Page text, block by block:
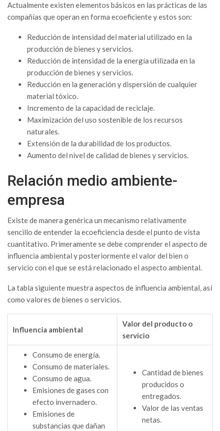
Actualmente existen elementos básicos en las prácticas de las
compañías que operan en forma ecoeficiente y estos son:
Reducción de intensidad del material utilizado en la
producción de bienes y servicios.
Reducción de intensidad de la energía utilizada en la
producción de bienes y servicios.
Reducción en la generación y dispersión de cualquier
material tóxico.
Incremento de la capacidad de reciclaje.
Maximización del uso sostenible de los recursos
naturales.
Extensión de la durabilidad de los productos.
Aumento del nivel de calidad de bienes y servicios.
Relación medio ambiente-
empresa
Existe de manera genérica un mecanismo relativamente
sencillo de entender la ecoeficiencia desde el punto de vista
cuantitativo. Primeramente se debe comprender el aspecto de
influencia ambiental y posteriormente el valor del bien o
servicio con el que se está relacionado el aspecto ambiental.
La tabla siguiente muestra aspectos de influencia ambiental, así
como valores de bienes o servicios.
Influencia ambiental
Valor del producto o
servicio
Consumo de energía.
Consumo de materiales.
Consumo de agua.
Emisiones de gases con
efecto invernadero.
Emisiones de
substancias que dañan
Cantidad de bienes
producidos o
entregados.
Valor de las ventas
netas.